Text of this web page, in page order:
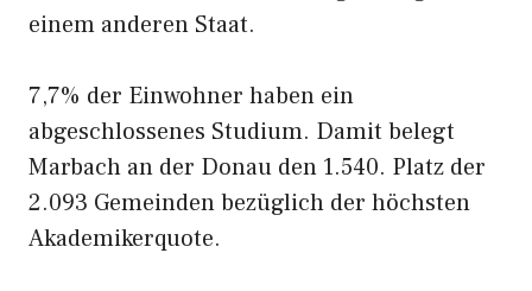
einem anderen Staat.
7,7% der Einwohner haben ein
abgeschlossenes Studium. Damit belegt
Marbach an der Donau den 1.540. Platz der
2.093 Gemeinden bezüglich der höchsten
Akademikerquote.